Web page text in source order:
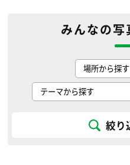
みんなの写
絞り